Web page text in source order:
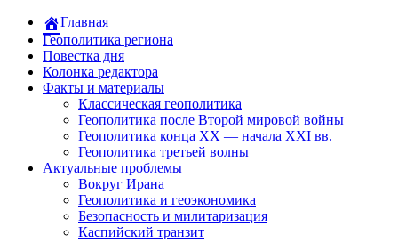
Главная
Геополитика региона
Повестка дня
Колонка редактора
Факты и материалы
Классическая геополитика
Геополитика после Второй мировой войны
Геополитика конца XX — начала XXI вв.
Геополитика третьей волны
Актуальные проблемы
Вокруг Ирана
Геополитика и геоэкономика
Безопасность и милитаризация
Каспийский транзит